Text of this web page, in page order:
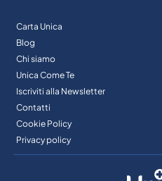
Carta Unica
Blog
Chi siamo
Unica Come Te
Iscriviti alla Newsletter
Contatti
Cookie Policy
Privacy policy